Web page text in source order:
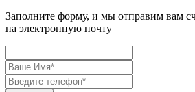
Заполните форму, и мы отправим вам
на электронную почту